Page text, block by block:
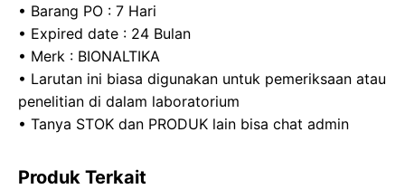
• Barang PO : 7 Hari
• Expired date : 24 Bulan
• Merk : BIONALTIKA
• Larutan ini biasa digunakan untuk pemeriksaan atau
penelitian di dalam laboratorium
• Tanya STOK dan PRODUK lain bisa chat admin
Produk Terkait